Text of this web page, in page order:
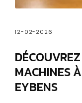
12-02-2026
MACHINES
EYBENS